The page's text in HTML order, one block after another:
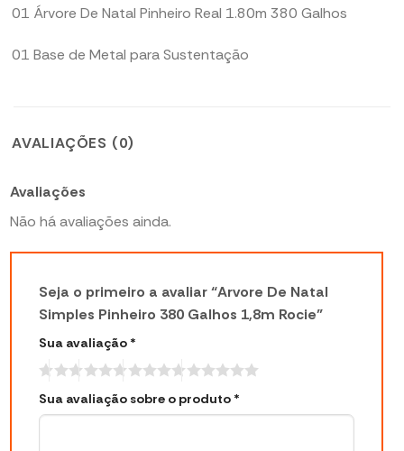
01 Árvore De Natal Pinheiro Real 1.80m 380 Galhos
01 Base de Metal para Sustentação
AVALIAÇÕES (0)
Avaliações
Não há avaliações ainda.
Seja o primeiro a avaliar “Arvore De Natal
Simples Pinheiro 380 Galhos 1,8m Rocie”
Sua avaliação *
Sua avaliação sobre o produto *